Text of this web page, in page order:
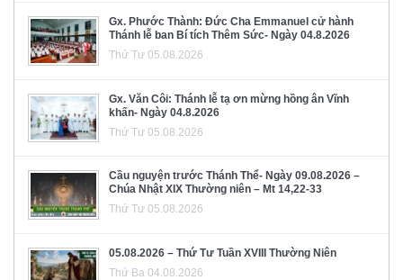
Gx. Phước Thành: Đức Cha Emmanuel cử hành
Thánh lễ ban Bí tích Thêm Sức- Ngày 04.8.2026
Thứ Tư 05.08.2026
Gx. Văn Côi: Thánh lễ tạ ơn mừng hồng ân Vĩnh
khấn- Ngày 04.8.2026
Thứ Tư 05.08.2026
Cầu nguyện trước Thánh Thể- Ngày 09.08.2026 –
Chúa Nhật XIX Thường niên – Mt 14,22-33
Thứ Tư 05.08.2026
05.08.2026 – Thứ Tư Tuần XVIII Thường Niên
Thứ Ba 04.08.2026